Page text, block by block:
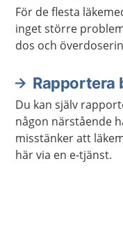
För de flesta
inget större
dos och
Rapportera
Du kan själv
någon närstående
misstänker att
här via en e-tjänst.